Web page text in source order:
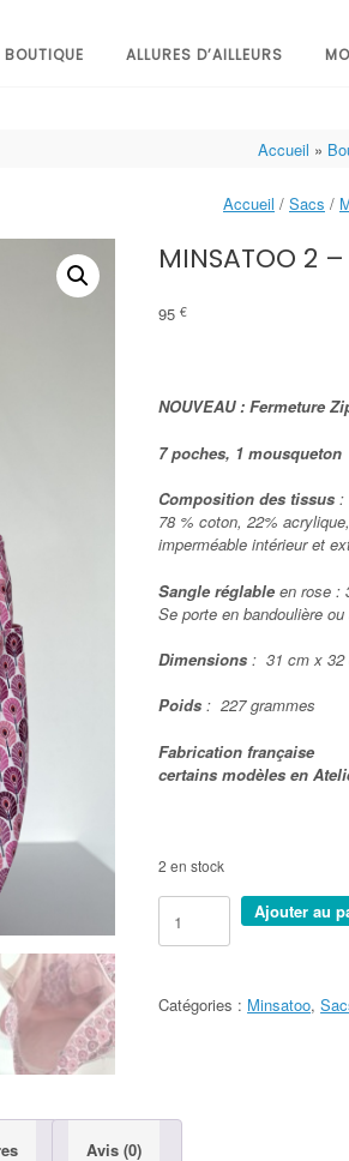
BOUTIQUE ALLURES D’AILLEURS
Accueil »
Accueil / Sacs /
MINSATOO 2
95€
NOUVEAU : Fermeture
7 poches, 1 mousqueton
Composition des tissus :
78 % coton, 22%
imperméable intérieur et
Sangle réglable en rose :
Se porte en bandoulière ou
Dimensions : 31 cm x 32
Poids : 227 grammes
Fabrication française
certains modèlesen
2 en stock
MINSATOO
-
Ajouter au
Catégories : Minsatoo,
Avis (0)